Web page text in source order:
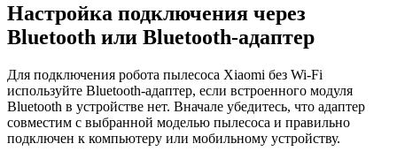
Настройка подключения через
Bluetooth или Bluetooth-адаптер
Для подключения робота пылесоса Xiaomi без Wi-Fi
используйте Bluetooth-адаптер, если встроенного модуля
Bluetooth в устройстве нет. Вначале убедитесь, что адаптер
совместим с выбранной моделью пылесоса и правильно
подключен к компьютеру или мобильному устройству.